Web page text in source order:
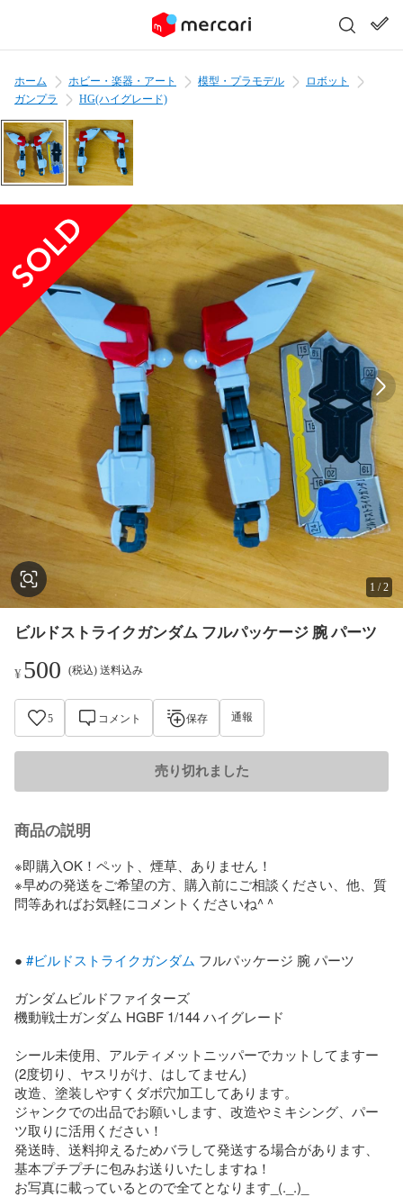
ホーム ホビー・楽器・アート 模型・プラモデル
ロボット
ガンプラ
HG(ハイグレード)
1 /2
ビルドストライクガンダム フルパッケージ 腕 パーツ
¥500 (税込) 送料込み
5 コメント 保存 通報
売り切れました
商品の説明
※即購入OK！ペット、煙草、ありません！
※早めの発送をご希望の方、購入前にご相談ください、他、質
問等あればお気軽にコメントくださいね^ ^
● #ビルドストライクガンダム フルパッケージ 腕 パーツ
ガンダムビルドファイターズ
機動戦士ガンダム HGBF 1/144 ハイグレード
シール未使用、アルティメットニッパーでカットしてますー
(2度切り、ヤスリがけ、はしてません)
改造、塗装しやすくダボ穴加工してあります。
ジャンクでの出品でお願いします、改造やミキシング、パー
ツ取りに活用ください！
発送時、送料抑えるためバラして発送する場合があります、
基本プチプチに包みお送りいたしますね！
お写真に載っているとので全てとなります_(._.)_